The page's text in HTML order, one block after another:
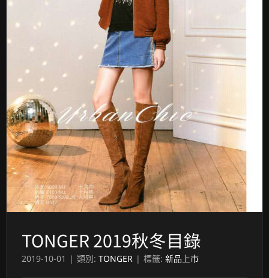
TONGER 2019秋冬目錄
2019-10-01 | 類別: TONGER | 標籤: 新品上市